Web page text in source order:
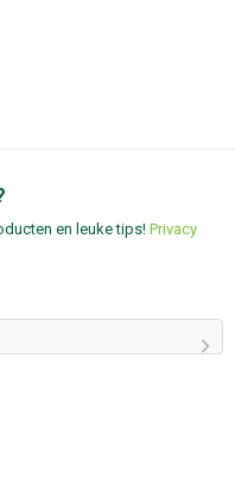
en leuke tips! Privacy